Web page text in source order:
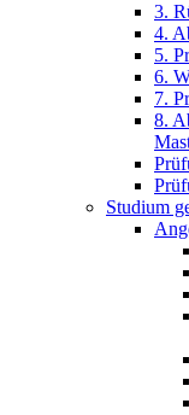
3.
4.
5.
6.
7.
8.
Studium